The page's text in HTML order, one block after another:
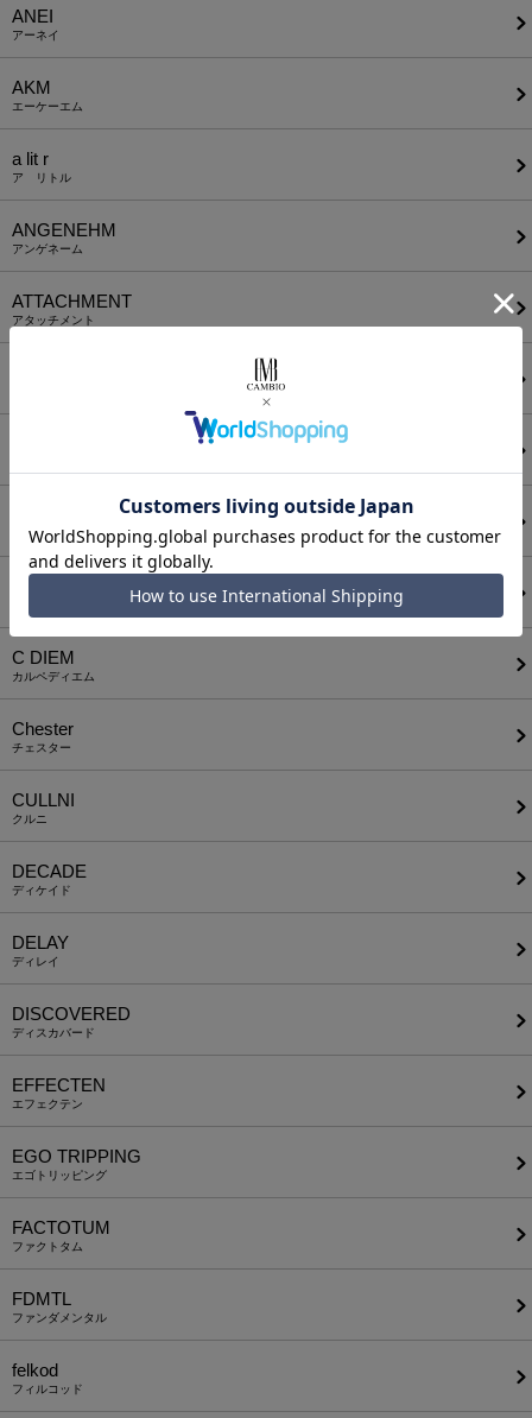
ANEI
アーネイ
AKM
エーケーエム
a lit r
ア リトル
ANGENEHM
アンゲネーム
ATTACHMENT
アタッチメント
CALL&RESPONSE
コールアンドレスポンス
C DIEM
カルペディエム
Chester
チェスター
CULLNI
クルニ
DECADE
ディケイド
DELAY
ディレイ
DISCOVERED
ディスカバード
EFFECTEN
エフェクテン
EGO TRIPPING
エゴトリッピング
FACTOTUM
ファクトタム
FDMTL
ファンダメンタル
felkod
フィルコッド